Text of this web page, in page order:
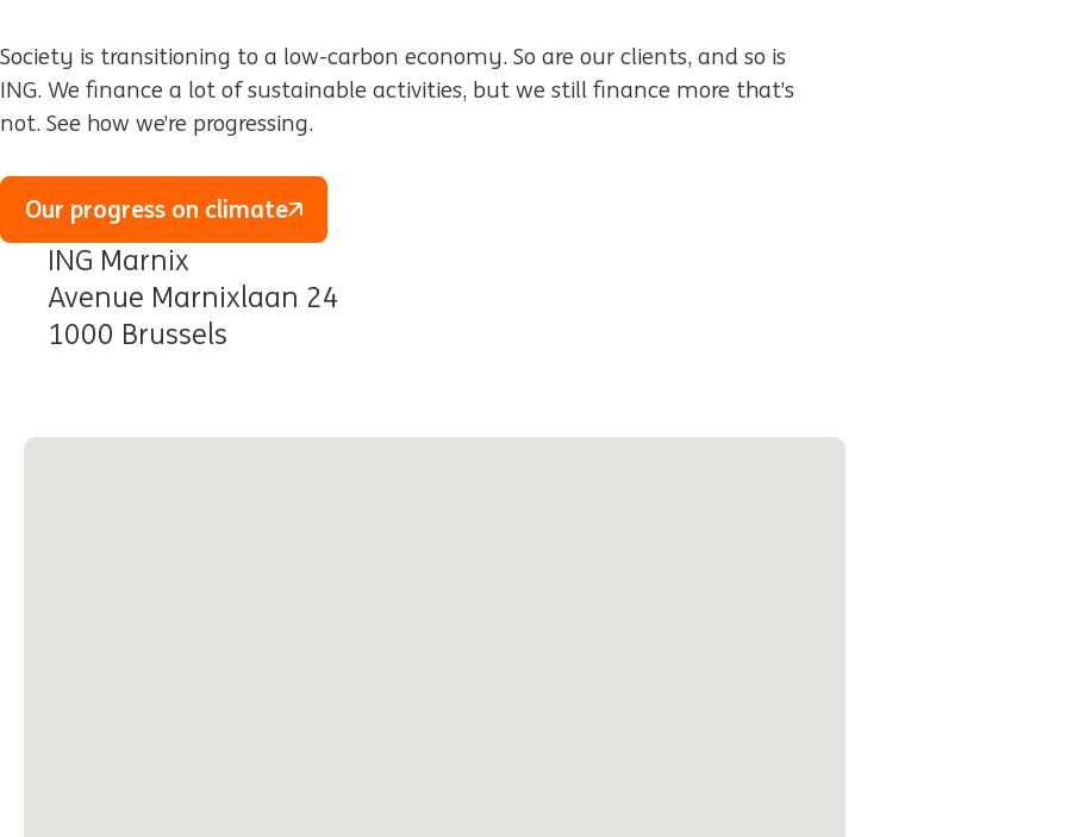
Society is transitioning to a low-carbon economy. So are our clients, and so is
ING. We finance a lot of sustainable activities, but we still finance more that’s
not. See how we’re progressing.
Our progress on climate
ING Marnix
Avenue Marnixlaan 24
1000 Brussels